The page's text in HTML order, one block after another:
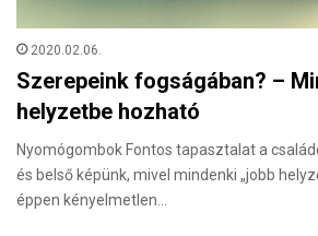
2020.02.06.
Szerepeink fogságában? –
helyzetbe hozható
Nyomógombok Fontos tapasztalat a
és belső képünk, mivel mindenki „jobb
éppen kényelmetlen…